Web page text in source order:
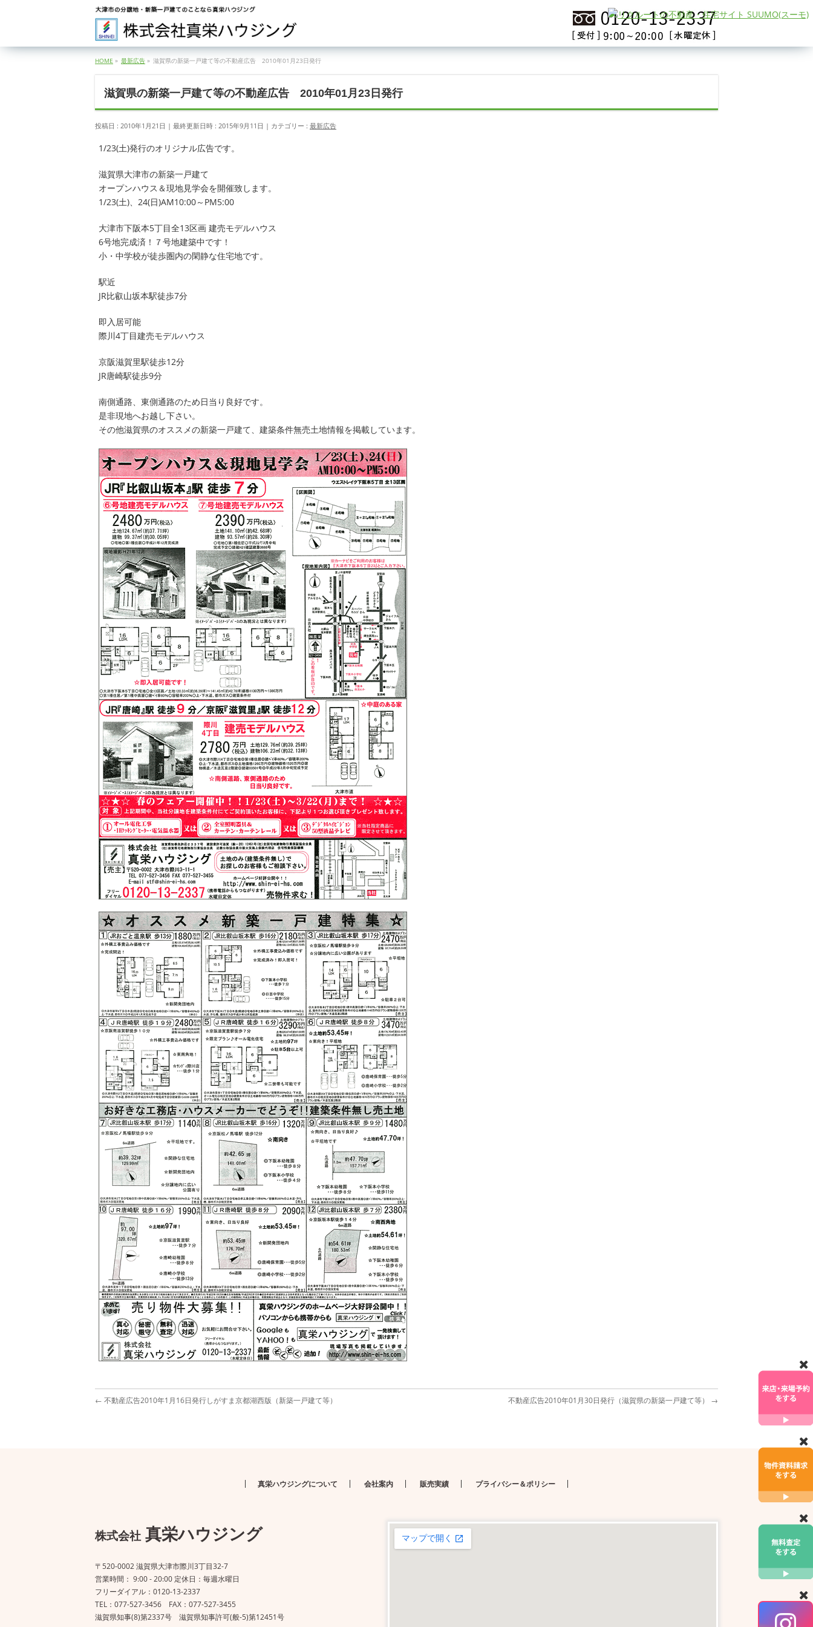
HOME » 最新広告 » 滋賀県の新築一戸建て等の不動産広告 2010年01月23日発行
滋賀県の新築一戸建て等の不動産広告 2010年01月23日発行
投稿日 : 2010年1月21日 最終更新日時 : 2015年9月11日 カテゴリー : 最新広告
1/23(土)発行のオリジナル広告です。
滋賀県大津市の新築一戸建て
オープンハウス＆現地見学会を開催致します。
1/23(土)、24(日)AM10:00～PM5:00
大津市下阪本5丁目全13区画 建売モデルハウス
6号地完成済！７号地建築中です！
小・中学校が徒歩圏内の閑静な住宅地です。
駅近
JR比叡山坂本駅徒歩7分
即入居可能
際川4丁目建売モデルハウス
京阪滋賀里駅徒歩12分
JR唐崎駅徒歩9分
南側通路、東側通路のため日当り良好です。
是非現地へお越し下さい。
その他滋賀県のオススメの新築一戸建て、建築条件無売土地情報を掲載しています。
← 不動産広告2010年1月16日発行しがすま京都湖西版（新築一戸建て等） 不動産広告2010年01月30日発行（滋賀県の新築一戸建て等） →
真栄ハウジングについて 会社案内 販売実績 プライバシー＆ポリシー
株式会社 真栄ハウジング
〒520-0002 滋賀県大津市際川3丁目32-7
営業時間： 9:00 - 20:00 定休日：毎週水曜日
フリーダイアル：0120-13-2337
TEL：077-527-3456 FAX：077-527-3455
滋賀県知事(8)第2337号 滋賀県知事許可(般-5)第12451号